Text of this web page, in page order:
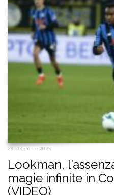
28 Dicembre 2025
Lookman,
magie infinite in
(VIDEO)